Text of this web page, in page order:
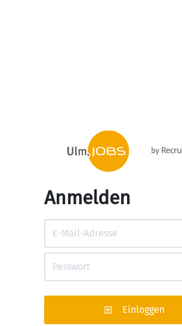
Anmelden
Einloggen